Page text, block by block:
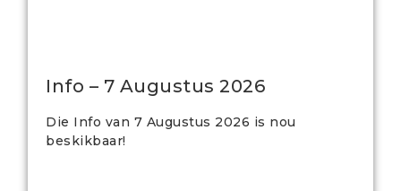
Info – 7 Augustus 2026
Die Info van 7 Augustus 2026 is nou
beskikbaar!